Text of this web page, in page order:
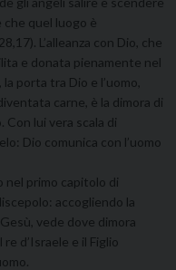
che quel luogo è
L’alleanza con Dio, che
e donata pienamente nel
porta tra Dio e l’uomo,
carne, è la dimora di
Con lui vera scala di
Dio comunica con l’uomo
nel primo capitolo di
accogliendo la
vede dove dimora
re d’Israele e il Figlio